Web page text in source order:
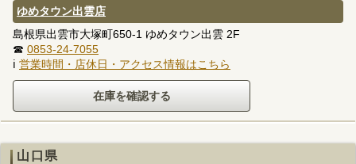
ゆめタウン出雲店
島根県出雲市大塚町650-1 ゆめタウン出雲 2F
☎ 0853-24-7055
ℹ 営業時間・店休日・アクセス情報はこちら
山口県